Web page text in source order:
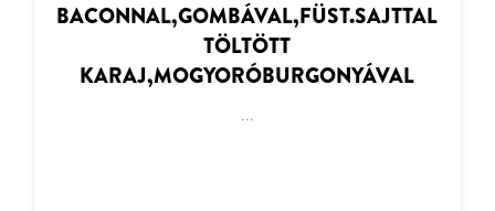
BACONNAL,GOMBÁVAL,FÜST.SAJTTAL
TÖLTÖTT
KARAJ,MOGYORÓBURGONYÁVAL
...